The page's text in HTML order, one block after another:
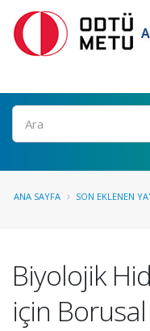
Ara
ANA SAYFA SON EKLENEN
Biyolojik
için